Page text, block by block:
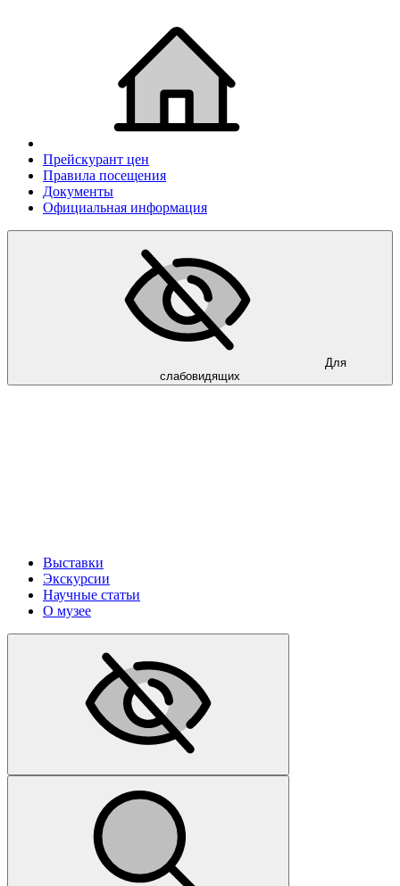
Прейскурант цен
Правила посещения
Документы
Официальная информация
Для
слабовидящих
Выставки
Экскурсии
Научные статьи
О музее